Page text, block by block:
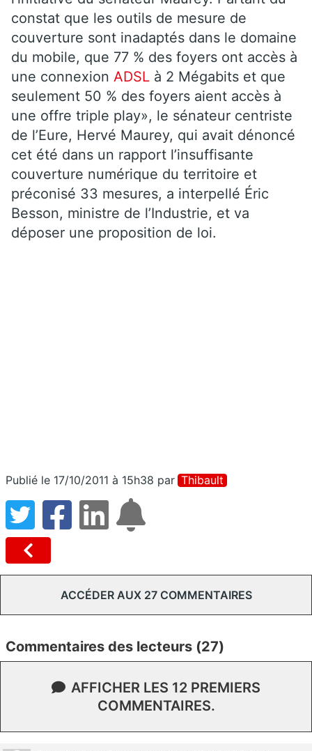
constat que les outils de mesure de
couverture sont inadaptés dans le domaine
du mobile, que 77 % des foyers ont accès à
une connexion ADSL à 2 Mégabits et que
seulement 50 % des foyers aient accès à
une offre triple play», le sénateur centriste
de l’Eure, Hervé Maurey, qui avait dénoncé
cet été dans un rapport l’insuffisante
couverture numérique du territoire et
préconisé 33 mesures, a interpellé Éric
Besson, ministre de l’Industrie, et va
déposer une proposition de loi.
Publié le 17/10/2011 à 15h38 par Thibault
ACCÉDER AUX 27 COMMENTAIRES
Commentaires des lecteurs (27)
AFFICHER LES 12 PREMIERS
COMMENTAIRES.